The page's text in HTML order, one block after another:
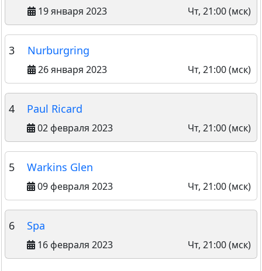
19 января 2023 Чт, 21:00 (мск)
3 Nurburgring
26 января 2023 Чт, 21:00 (мск)
4 Paul Ricard
02 февраля 2023 Чт, 21:00 (мск)
5 Warkins Glen
09 февраля 2023 Чт, 21:00 (мск)
6 Spa
16 февраля 2023 Чт, 21:00 (мск)